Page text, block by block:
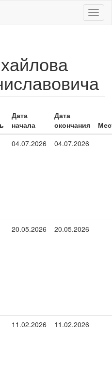
Дата
начала
Дата
окончания
04.07.2026 04.07.2026
20.05.2026 20.05.2026
11.02.2026 11.02.2026